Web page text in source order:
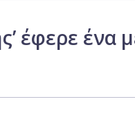
έφερε ένα